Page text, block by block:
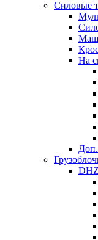
Силовые
На
DHZ